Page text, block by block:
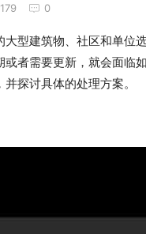
179 0
型建筑物、社区和单
者需要更新，就会面临
探讨具体的处理方案。